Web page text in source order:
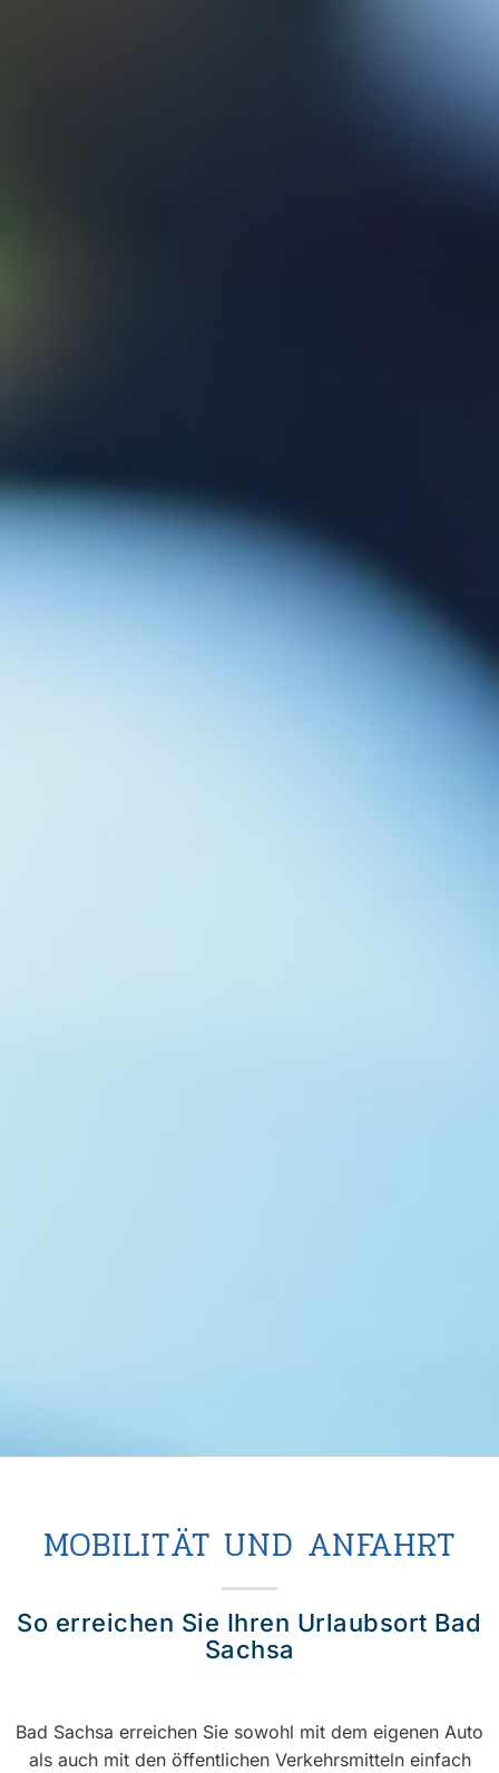
MOBILITÄT UND ANFAHRT
So erreichen Sie Ihren Urlaubsort Bad
Sachsa
Bad Sachsa erreichen Sie sowohl mit dem eigenen Auto
als auch mit den öffentlichen Verkehrsmitteln einfach